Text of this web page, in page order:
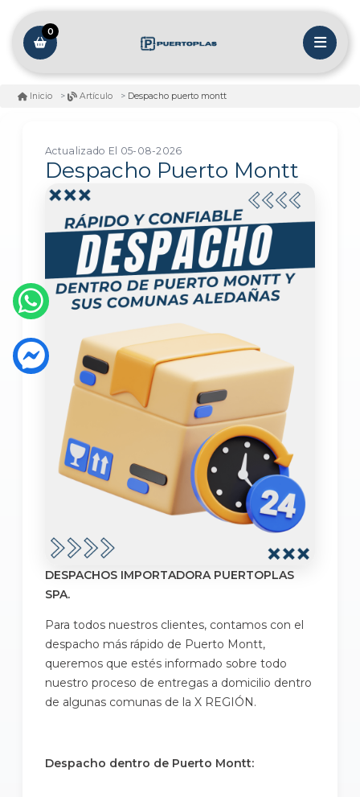
0
Inicio Artículo Despacho puerto montt
Actualizado El 05-08-2026
Despacho Puerto Montt
DESPACHOS IMPORTADORA PUERTOPLAS
SPA.
Para todos nuestros clientes, contamos con el
despacho más rápido de Puerto Montt,
queremos que estés informado sobre todo
nuestro proceso de entregas a domicilio dentro
de algunas comunas de la X REGIÓN.
Despacho dentro de Puerto Montt: